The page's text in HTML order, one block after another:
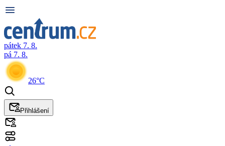
pátek 7. 8.
pá 7. 8.
26°C
Přihlášení